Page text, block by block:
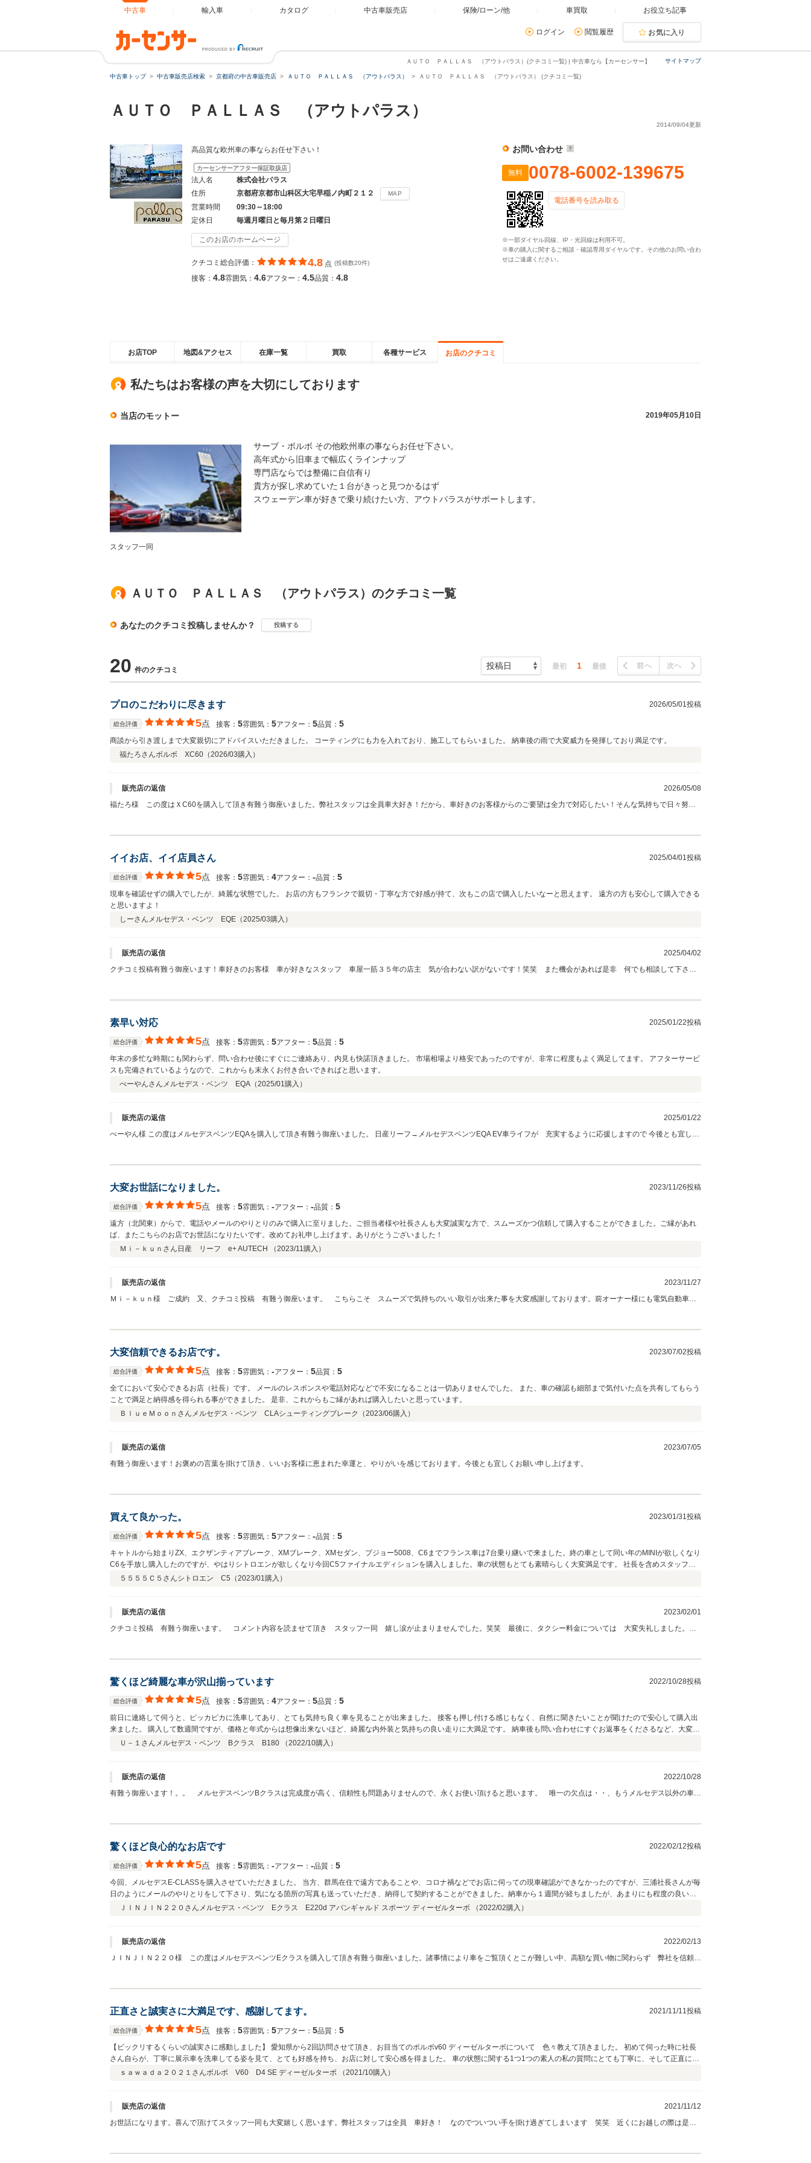
中古車 輸入車 カタログ 中古車販売店 保険/ローン/他 車買取 お役立ち記事
ログイン 閲覧履歴 お気に入り
サイトマップ
ＡＵＴＯ ＰＡＬＬＡＳ （アウトパラス）(クチコミ一覧) | 中古車なら【カーセンサー】
中古車トップ 中古車販売店検索 京都府の中古車販売店 ＡＵＴＯ ＰＡＬＬＡＳ （アウトパラス） ＡＵＴＯ ＰＡＬＬＡＳ （アウトパラス） (クチコミ一覧)
ＡＵＴＯ ＰＡＬＬＡＳ （アウトパラス）
2014/09/04更新
高品質な欧州車の事ならお任せ下さい！
カーセンサーアフター保証取扱店
法人名
株式会社パラス
住所
京都府京都市山科区大宅早稲ノ内町２１２ MAP
営業時間
09:30～18:00
定休日
毎週月曜日と毎月第２日曜日
このお店のホームページ
クチコミ総合評価： 4.8 点 (投稿数20件)
接客： 4.8雰囲気： 4.6アフター： 4.5品質： 4.8
お問い合わせ
無料 0078-6002-139675
電話番号を読み取る
※一部ダイヤル回線、IP・光回線は利用不可。
※車の購入に関するご相談・確認専用ダイヤルです。その他のお問い合わ
せはご遠慮ください。
お店TOP 地図&アクセス 在庫一覧 買取 各種サービス お店のクチコミ
私たちはお客様の声を大切にしております
当店のモットー 2019年05月10日
スタッフ一同
サーブ・ボルボ その他欧州車の事ならお任せ下さい。
高年式から旧車まで幅広くラインナップ
専門店ならでは整備に自信有り
貴方が探し求めていた１台がきっと見つかるはず
スウェーデン車が好きで乗り続けたい方、アウトパラスがサポートします。
ＡＵＴＯ ＰＡＬＬＡＳ （アウトパラス）のクチコミ一覧
あなたのクチコミ投稿しませんか？ 投稿する
20 件のクチコミ 最初 1 最後 前へ 次へ
プロのこだわりに尽きます 2026/05/01投稿
総合評価 5点 接客： 5雰囲気： 5アフター： 5品質： 5
商談から引き渡しまで大変親切にアドバイスいただきました。 コーティングにも力を入れており、施工してもらいました。 納車後の雨で大変威力を発揮しており満足です。
福たろさんボルボ XC60（2026/03購入）
販売店の返信
2026/05/08
福たろ様 この度はＸC60を購入して頂き有難う御座いました。弊社スタッフは全員車大好き！だから、車好きのお客様からのご要望は全力で対応したい！そんな気持ちで日々努力
イイお店、イイ店員さん 2025/04/01投稿
総合評価 5点 接客： 5雰囲気： 4アフター： ‐品質： 5
現車を確認せずの購入でしたが、綺麗な状態でした。 お店の方もフランクで親切・丁寧な方で好感が持て、次もこの店で購入したいなーと思えます。 遠方の方も安心して購入できる
と思いますよ！
しーさん メルセデス・ベンツ EQE（2025/03購入）
販売店の返信
2025/04/02
クチコミ投稿有難う御座います！車好きのお客様 車が好きなスタッフ 車屋一筋３５年の店主 気が合わない訳がないです！笑笑 また機会があれば是非 何でも相談して下さ
素早い対応 2025/01/22投稿
総合評価 5点 接客： 5雰囲気： 5アフター： 5品質： 5
年末の多忙な時期にも関わらず、問い合わせ後にすぐにご連絡あり、内見も快諾頂きました。 市場相場より格安であったのですが、非常に程度もよく満足してます。 アフターサービ
スも完備されているようなので、これからも末永くお付き合いできればと思います。
べーやんさん メルセデス・ベンツ EQA（2025/01購入）
販売店の返信
2025/01/22
べーやん様 この度はメルセデスベンツEQAを購入して頂き有難う御座いました。 日産リーフ→メルセデスベンツEQA EV車ライフが 充実するように応援しますので 今後とも宜しく
大変お世話になりました。 2023/11/26投稿
総合評価 5点 接客： 5雰囲気： ‐アフター： ‐品質： 5
遠方（北関東）からで、電話やメールのやりとりのみで購入に至りました。ご担当者様や社長さんも大変誠実な方で、スムーズかつ信頼して購入することができました。ご縁があれ
ば、またこちらのお店でお世話になりたいです。改めてお礼申し上げます。ありがとうございました！
Ｍｉ－ｋｕｎさん 日産 リーフ e+ AUTECH （2023/11購入）
販売店の返信
2023/11/27
Ｍｉ－ｋｕｎ様 ご成約 又、クチコミ投稿 有難う御座います。 こちらこそ スムーズで気持ちのいい取引が出来た事を大変感謝しております。前オーナー様にも電気自動車好
大変信頼できるお店です。 2023/07/02投稿
総合評価 5点 接客： 5雰囲気： ‐アフター： 5品質： 5
全てにおいて安心できるお店（社長）です。 メールのレスポンスや電話対応などで不安になることは一切ありませんでした。 また、車の確認も細部まで気付いた点を共有してもらう
ことで満足と納得感を得られる事ができました。 是非、これからもご縁があれば購入したいと思っています。
ＢｌｕｅＭｏｏｎさん メルセデス・ベンツ CLAシューティングブレーク（2023/06購入）
販売店の返信
2023/07/05
有難う御座います！お褒めの言葉を掛けて頂き、いいお客様に恵まれた幸運と、やりがいを感じております。今後とも宜しくお願い申し上げます。
買えて良かった。 2023/01/31投稿
総合評価 5点 接客： 5雰囲気： 5アフター： ‐品質： 5
キャトルから始まりZX、エクザンティアブレーク、XMブレーク、XMセダン、プジョー5008、C6までフランス車は7台乗り継いで来ました。終の車として同い年のMINIが欲しくなり
C6を手放し購入したのですが、やはりシトロエンが欲しくなり今回C5ファイナルエディションを購入しました。車の状態もとても素晴らしく大変満足です。 社長を含めスタッフ皆
さんは、車について造詣がとても深く安心して車を購入出来るお店だと思います。
５５５５Ｃ５さんシトロエン C5（2023/01購入）
販売店の返信
2023/02/01
クチコミ投稿 有難う御座います。 コメント内容を読ませて頂き スタッフ一同 嬉し涙が止まりませんでした。笑笑 最後に、タクシー料金については 大変失礼しました。笑
驚くほど綺麗な車が沢山揃っています 2022/10/28投稿
総合評価 5点 接客： 5雰囲気： 4アフター： 5品質： 5
前日に連絡して伺うと、ピッカピカに洗車してあり、とても気持ち良く車を見ることが出来ました。 接客も押し付ける感じもなく、自然に聞きたいことが聞けたので安心して購入出
来ました。 購入して数週間ですが、価格と年式からは想像出来ないほど、綺麗な内外装と気持ちの良い走りに大満足です。 納車後も問い合わせにすぐお返事をくださるなど、大変助
かっております。 これからも整備等でお世話になると思いますので、宜しくお願い致します。
Ｕ－１さん メルセデス・ベンツ Bクラス B180 （2022/10購入）
販売店の返信
2022/10/28
有難う御座います！。。 メルセデスベンツBクラスは完成度が高く、信頼性も問題ありませんので、永くお使い頂けると思います。 唯一の欠点は・・、もうメルセデス以外の車が
驚くほど良心的なお店です 2022/02/12投稿
総合評価 5点 接客： 5雰囲気： ‐アフター： ‐品質： 5
今回、メルセデスE-CLASSを購入させていただきました。 当方、群馬在住で遠方であることや、コロナ禍などでお店に伺っての現車確認ができなかったのですが、三浦社長さんが毎
日のようにメールのやりとりをして下さり、気になる箇所の写真も送っていただき、納得して契約することができました。納車から１週間が経ちましたが、あまりにも程度の良い車
で、周りからは「新車なの？」と何度も聞かれました。今回パラスさんと出会えて本当に良かったと思っています。今後ともよろしくお願いいたします。
ＪＩＮＪＩＮ２２０さん メルセデス・ベンツ Eクラス E220d アバンギャルド スポーツ ディーゼルターボ （2022/02購入）
販売店の返信
2022/02/13
ＪＩＮＪＩＮ２２０様 この度はメルセデスベンツEクラスを購入して頂き有難う御座いました。諸事情により車をご覧頂くとこが難しい中、高額な買い物に関わらず 弊社を信頼し
正直さと誠実さに大満足です、感謝してます。 2021/11/11投稿
総合評価 5点 接客： 5雰囲気： 5アフター： 5品質： 5
【ビックリするくらいの誠実さに感動しました】 愛知県から2回訪問させて頂き、お目当てのボルボv60 ディーゼルターボについて 色々教えて頂きました。 初めて伺った時に社長
さん自らが、丁寧に展示車を洗車してる姿を見て、とても好感を持ち、お店に対して安心感を得ました。 車の状態に関する1つ1つの素人の私の質問にとても丁寧に、そして正直に答
えてくださいました。そして社長さん自身が気になる『塗装状態』の事を含めて、車全体のことを丁寧に話して下さり、本当に誠実さを感じました。 そして2回目に伺った時にお会
他のモノも誰から買うか、どのお店で買うかが大切だということを改めて感じました。 勉強になりました。 大切に大切に乗らせて頂きます。今後とも宜しくお願いします。
ｓａｗａｄａ２０２１さんボルボ V60 D4 SE ディーゼルターボ （2021/10購入）
販売店の返信
2021/11/12
お世話になります。喜んで頂けてスタッフ一同も大変嬉しく思います。弊社スタッフは全員 車好き！ なのでついつい手を掛け過ぎてしまいます 笑笑 近くにお越しの際は是非